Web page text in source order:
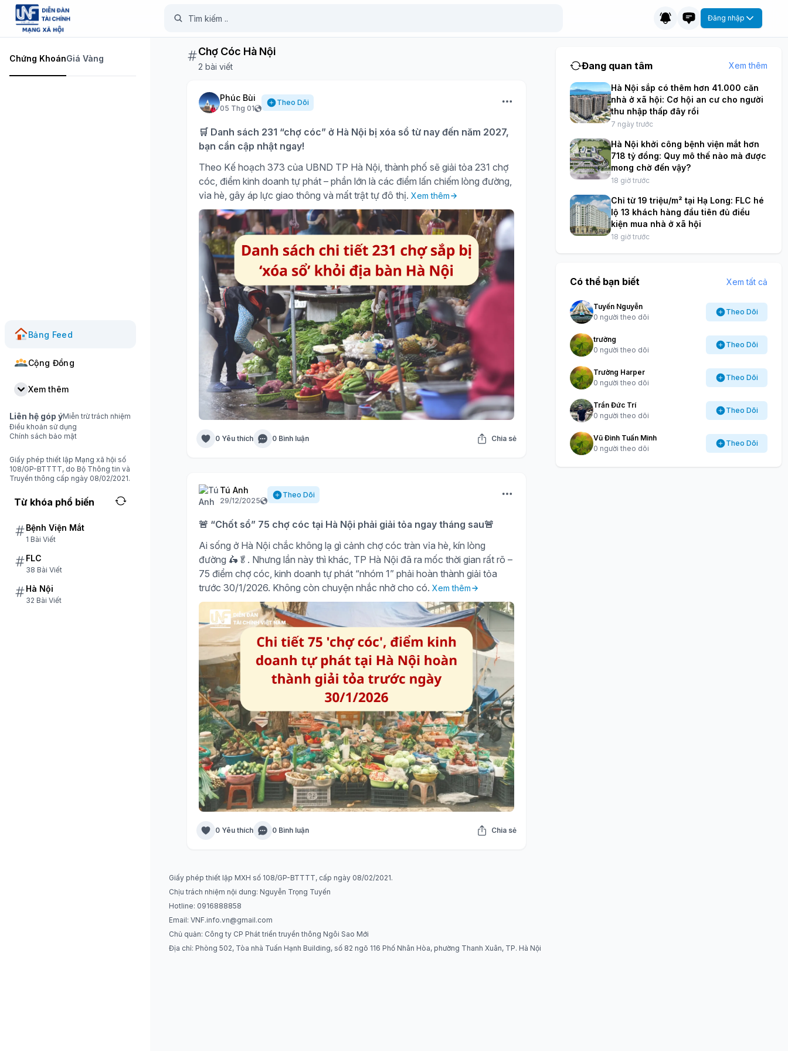
Đăng nhập
Chứng KhoánGiá Vàng
Bảng Feed
Cộng Đồng
Xem thêm
Liên hệ góp ýMiễn trừ trách nhiệm
Điều khoản sử dụng
Chính sách bảo mật
Giấy phép thiết lập Mạng xã hội số
108/GP-BTTTT, do Bộ Thông tin và
Truyền thông cấp ngày 08/02/2021.
Từ khóa phổ biến
Bệnh Viện Mắt
1 Bài Viết
FLC
38 Bài Viết
Hà Nội
32 Bài Viết
Chợ Cóc Hà Nội
2 bài viết
Phúc Bùi
05 Thg 01
Theo Dõi
🛒 Danh sách 231 “chợ cóc” ở Hà Nội bị xóa sổ từ nay đến năm 2027,
bạn cần cập nhật ngay!
Theo Kế hoạch 373 của UBND TP Hà Nội, thành phố sẽ giải tỏa 231 chợ
cóc, điểm kinh doanh tự phát – phần lớn là các điểm lấn chiếm lòng đường,
vỉa hè, gây áp lực giao thông và mất trật tự đô thị. Xem thêm
0 Yêu thích 0 Bình luận Chia sẻ
Tú Anh
29/12/2025
Theo Dõi
🚨 “Chốt sổ” 75 chợ cóc tại Hà Nội phải giải tỏa ngay tháng sau🚨
Ai sống ở Hà Nội chắc không lạ gì cảnh chợ cóc tràn vỉa hè, kín lòng
đường 🛵🥬. Nhưng lần này thì khác, TP Hà Nội đã ra mốc thời gian rất rõ –
75 điểm chợ cóc, kinh doanh tự phát “nhóm 1” phải hoàn thành giải tỏa
trước 30/1/2026. Không còn chuyện nhắc nhở cho có. Xem thêm
0 Yêu thích 0 Bình luận Chia sẻ
Đang quan tâm Xem thêm
Hà Nội sắp có thêm hơn 41.000 căn
nhà ở xã hội: Cơ hội an cư cho người
thu nhập thấp đây rồi
7 ngày trước
Hà Nội khởi công bệnh viện mắt hơn
718 tỷ đồng: Quy mô thế nào mà được
mong chờ đến vậy?
18 giờ trước
Chỉ từ 19 triệu/m² tại Hạ Long: FLC hé
lộ 13 khách hàng đầu tiên đủ điều
kiện mua nhà ở xã hội
18 giờ trước
Có thể bạn biết Xem tất cả
Tuyến Nguyễn
0 người theo dõi
Theo Dõi
trường
0 người theo dõi
Theo Dõi
Trường Harper
0 người theo dõi
Theo Dõi
Trần Đức Trí
0 người theo dõi
Theo Dõi
Vũ Đình Tuấn Minh
0 người theo dõi
Theo Dõi
Giấy phép thiết lập MXH số 108/GP-BTTTT, cấp ngày 08/02/2021.
Chịu trách nhiệm nội dung: Nguyễn Trọng Tuyến
Hotline: 0916888858
Email: VNF.info.vn@gmail.com
Chủ quản: Công ty CP Phát triển truyền thông Ngôi Sao Mới
Địa chỉ: Phòng 502, Tòa nhà Tuấn Hạnh Building, số 82 ngõ 116 Phố Nhân Hòa, phường Thanh Xuân, TP. Hà Nội